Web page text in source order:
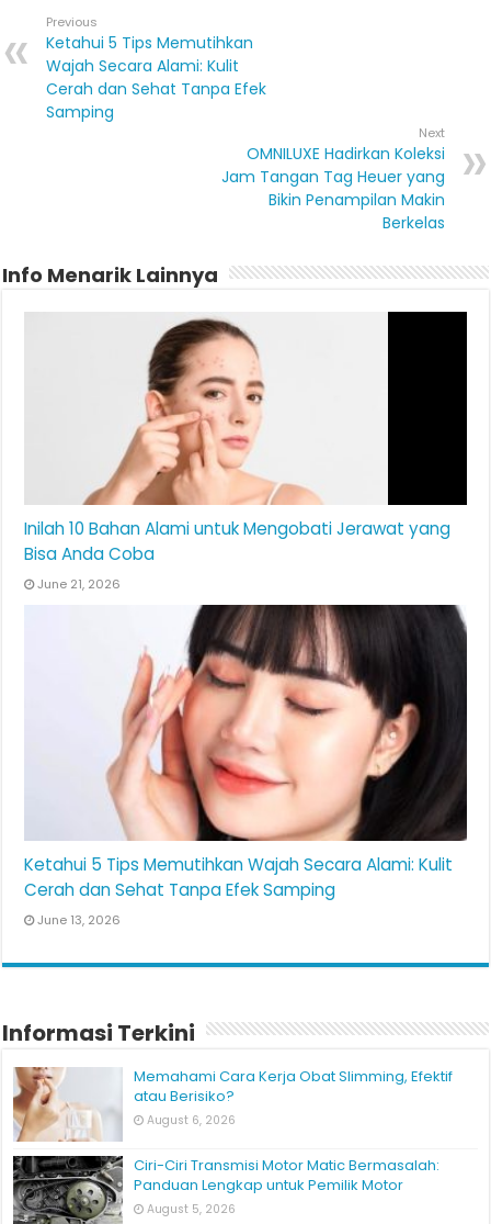
Previous
Ketahui 5 Tips Memutihkan
Wajah Secara Alami: Kulit
Cerah dan Sehat Tanpa Efek
Samping
Next
OMNILUXE Hadirkan Koleksi
Jam Tangan Tag Heuer yang
Bikin Penampilan Makin
Berkelas
Info Menarik Lainnya
Bisa Anda Coba
Ketahui 5 Tips Memutihkan Wajah Secara Alami: Kulit
Cerah dan Sehat Tanpa Efek Samping
June 13, 2026
Informasi Terkini
Memahami Cara Kerja Obat Slimming, Efektif
August 6, 2026
Ciri-Ciri Transmisi Motor Matic Bermasalah: